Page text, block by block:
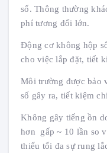
số. Thông thường
phí tương đối lớn.
Động cơ không hộp
cho việc lắp đặt, tiết
Môi trường được bảo
số gây ra, tiết kiệm
Không gây tiếng ồn
hơn gấp ~ 10 lần so
thiểu tối đa sự rung